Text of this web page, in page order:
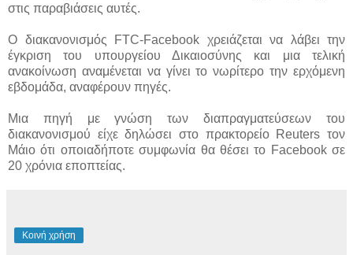
στις παραβιάσεις αυτές.
Ο διακανονισμός FTC-Facebook χρειάζεται να λάβει την
έγκριση του υπουργείου Δικαιοσύνης και μια τελική
ανακοίνωση αναμένεται να γίνει το νωρίτερο την ερχόμενη
εβδομάδα, αναφέρουν πηγές.
Μια πηγή με γνώση των διαπραγματεύσεων του
διακανονισμού είχε δηλώσει στο πρακτορείο Reuters τον
Μάιο ότι οποιαδήποτε συμφωνία θα θέσει το Facebook σε
20 χρόνια εποπτείας.
Κοινή χρήση